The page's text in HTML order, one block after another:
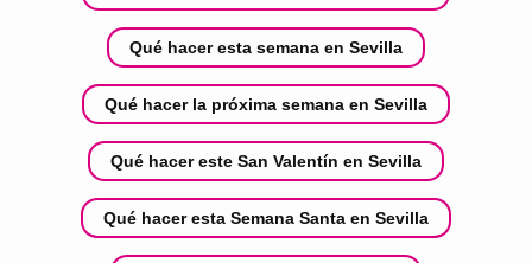
Qué hacer esta semana en Sevilla
Qué hacer la próxima semana en Sevilla
Qué hacer este San Valentín en Sevilla
Qué hacer esta Semana Santa en Sevilla